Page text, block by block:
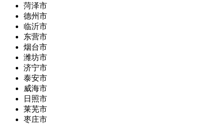
菏泽市
德州市
临沂市
东营市
烟台市
潍坊市
济宁市
泰安市
威海市
日照市
莱芜市
枣庄市